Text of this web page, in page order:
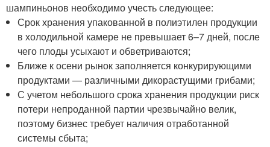
шампиньонов необходимо учесть следующее:
Срок хранения упакованной в полиэтилен продукции
в холодильной камере не превышает 6–7 дней, после
чего плоды усыхают и обветриваются;
Ближе к осени рынок заполняется конкурирующими
продуктами — различными дикорастущими грибами;
С учетом небольшого срока хранения продукции риск
потери непроданной партии чрезвычайно велик,
поэтому бизнес требует наличия отработанной
системы сбыта;